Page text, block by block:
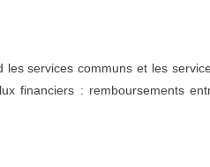
services communs et les
financiers : remboursements